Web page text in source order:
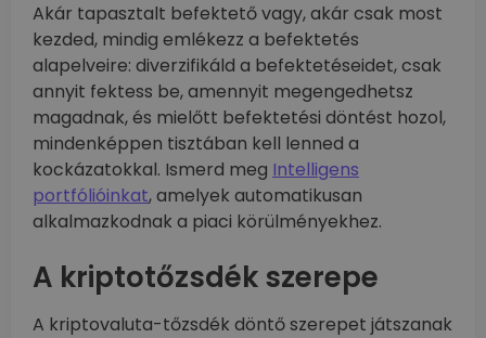
Akár tapasztalt befektető vagy, akár csak most
kezded, mindig emlékezz a befektetés
alapelveire: diverzifikáld a befektetéseidet, csak
annyit fektess be, amennyit megengedhetsz
magadnak, és mielőtt befektetési döntést hozol,
mindenképpen tisztában kell lenned a
kockázatokkal. Ismerd meg Intelligens
portfólióinkat, amelyek automatikusan
alkalmazkodnak a piaci körülményekhez.
A kriptotőzsdék szerepe
A kriptovaluta-tőzsdék döntő szerepet játszanak